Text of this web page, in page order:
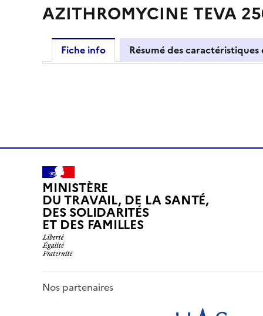
AZITHROMYCINE TEVA
Fiche info Résumé des
MINISTÈRE
DU TRAVAIL, DE LA SANTÉ,
DES SOLIDARITÉS
ET DES FAMILLES
Nos partenaires